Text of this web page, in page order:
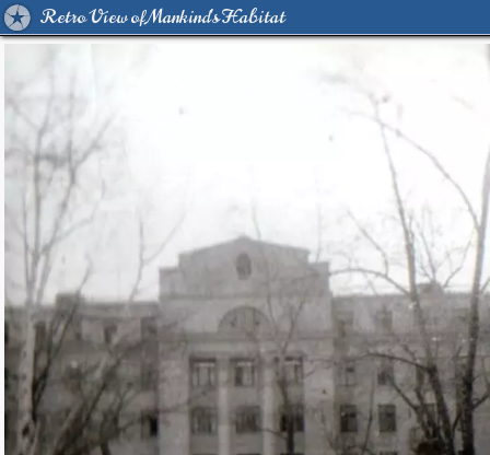
Retro View of Mankind's Habitat